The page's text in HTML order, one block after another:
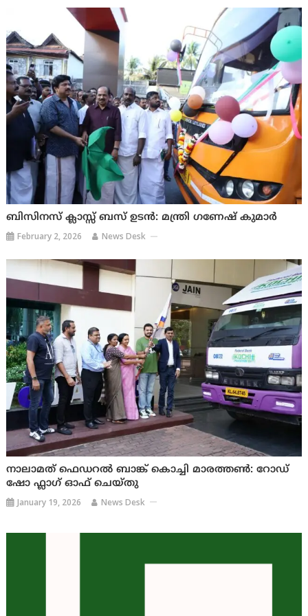
ബിസിനസ് ക്ലാസ്സ്‌ ബസ് ഉടൻ: മന്ത്രി ഗണേഷ് കുമാർ
February 2, 2026 News Desk
നാലാമത് ഫെഡറൽ ബാങ്ക് കൊച്ചി മാരത്തൺ: റോഡ്
ഷോ ഫ്ലാഗ് ഓഫ് ചെയ്തു
January 19, 2026 News Desk